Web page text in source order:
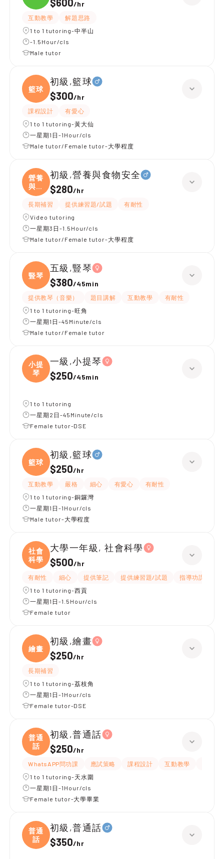
$600/hr
互動教學
解題思路
1 to 1 tutoring-中半山
-1.5Hour/cls
Male tutor
籃球
初級,籃球
$300/hr
課程設計
有愛心
1 to 1 tutoring-黃大仙
一星期1日-1Hour/cls
Male tutor/Female tutor-大學程度
營養
與食
物
初級,營養與食物安全
$280/hr
長期補習 提供練習題/試題
有耐性
Video tutoring
一星期3日-1.5Hour/cls
Male tutor/Female tutor-大學程度
豎琴
五級,豎琴
$380/45min
提供教琴（音樂） 題目講解 互動教學
有耐性
1 to 1 tutoring-旺角
一星期1日-45Minute/cls
Male tutor/Female tutor
小提
琴
一級,小提琴
$250/45min
1 to 1 tutoring
一星期2日-45Minute/cls
Female tutor-DSE
籃球
初級,籃球
$250/hr
互動教學 嚴格 細心 有愛心
有耐性
1 to 1 tutoring-銅鑼灣
一星期1日-1Hour/cls
Male tutor-大學程度
社會
科學
大學一年級, 社會科學
$500/hr
有耐性 細心 提供筆記 提供練習題/試題 指導功課
1 to 1 tutoring-西貢
一星期1日-1.5Hour/cls
Female tutor
繪畫
初級,繪畫
$250/hr
長期補習
1 to 1 tutoring-荔枝角
一星期1日-1Hour/cls
Female tutor-DSE
普通
話
初級,普通話
$250/hr
WhatsAPP問功課 應試策略 課程設計 互動教學
1 to 1 tutoring-天水圍
一星期1日-1Hour/cls
Female tutor-大學畢業
普通
話
初級,普通話
$350/hr